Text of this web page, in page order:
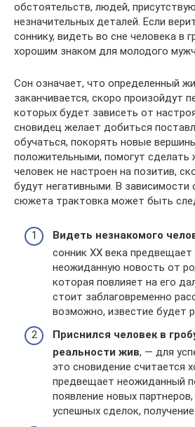
обстоятельств, людей,
незначительных деталей. Если
соннику, видеть во сне человека в
хорошим знаком для молодого
Сон означает, что определенный
заканчивается, скоро произойдут
которых будет зависеть от
сновидец желает добиться
обучаться, покорять новые
положительными, помогут сделать
человек не настроен на позитив,
будут негативными. В зависимости
сюжета трактовка может быть
Видеть незнакомого
сонник ХХ века предвещает
неожиданную новость от
которая повлияет на его
стоит заблаговременно
возможно, известие будет
Приснился человек в
реальности жив, — для
это сновидение считается
предвещает неожиданный
появление новых
успешных сделок,